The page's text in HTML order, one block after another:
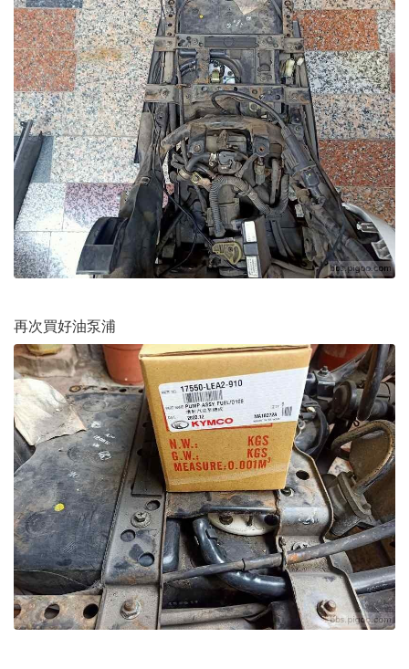
再次買好油泵浦